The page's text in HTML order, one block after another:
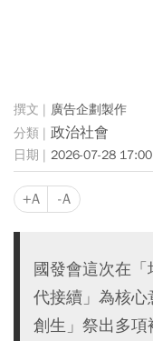
廣告企劃製作
政治社會
2026-07-28 17:00
+A -A
國發會這次在
代接續」為核
創生」祭出多